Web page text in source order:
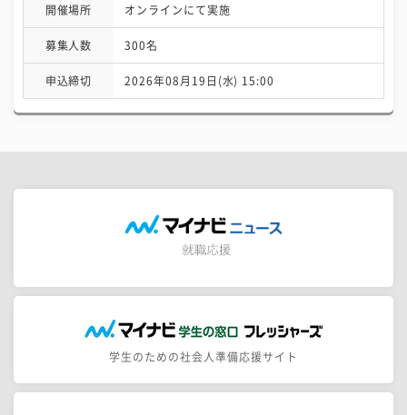
開催場所 オンラインにて実施
募集人数 300名
申込締切 2026年08月19日(水) 15:00
学生のための社会人準備応援サイト